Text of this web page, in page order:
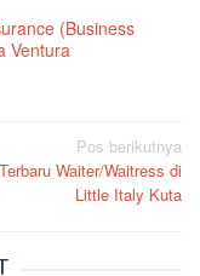
(Business
Ventura
Pos berikutnya
Waiter/Waitress di
Little Italy Kuta